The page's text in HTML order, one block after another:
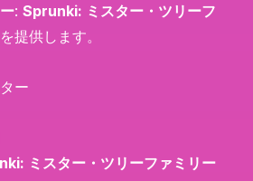
: Sprunki: ミスター・ツリーフ
提供します。
ー
ミスター・ツリーファミリー